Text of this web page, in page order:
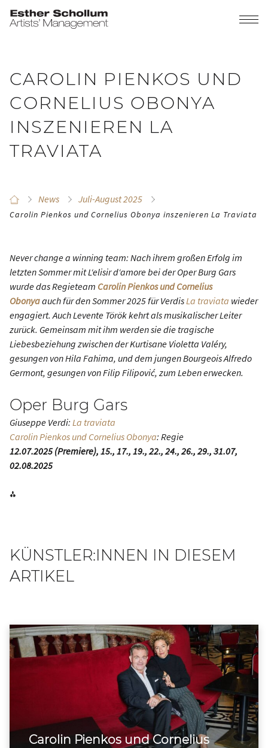
CAROLIN PIENKOS UND
CORNELIUS OBONYA
INSZENIEREN LA
TRAVIATA
News Juli-August 2025
Carolin Pienkos und Cornelius Obonya inszenieren La Traviata
Never change a winning team: Nach ihrem großen Erfolg im
letzten Sommer mitL‘elisir d‘amorebei der Oper Burg Gars
wurde das Regieteam Carolin Pienkos und Cornelius
Obonyaauch für den Sommer 2025 für VerdisLa traviata wieder
engagiert. Auch Levente Török kehrt als musikalischer Leiter
zurück. Gemeinsam mit ihm werden sie die tragische
Liebesbeziehung zwischen der Kurtisane Violetta Valéry,
gesungen von Hila Fahima, und dem jungen Bourgeois Alfredo
Germont, gesungen von Filip Filipović, zum Leben erwecken.
Oper Burg Gars
Giuseppe Verdi: La traviata
Carolin Pienkos und Cornelius Obonya: Regie
12.07.2025 (Premiere), 15., 17., 19., 22., 24., 26., 29., 31.07,
02.08.2025
⁂
KÜNSTLER:INNEN IN DIESEM
ARTIKEL
Carolin Pienkos und Cornelius